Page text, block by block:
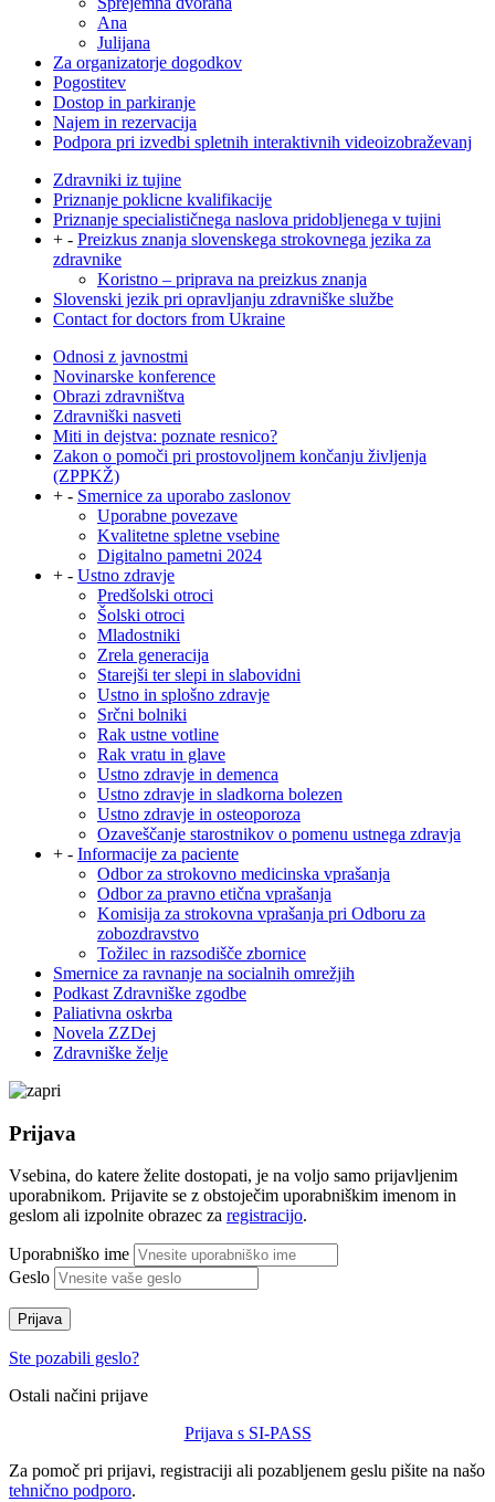
Ana
Julijana
Za organizatorje dogodkov
Pogostitev
Dostop in parkiranje
Najem in rezervacija
Podpora pri izvedbi spletnih interaktivnih videoizobraževanj
Zdravniki iz tujine
Priznanje poklicne kvalifikacije
Priznanje specialističnega naslova pridobljenega v tujini
+ - Preizkus znanja slovenskega strokovnega jezika za
zdravnike
Koristno – priprava na preizkus znanja
Slovenski jezik pri opravljanju zdravniške službe
Contact for doctors from Ukraine
Odnosi z javnostmi
Novinarske konference
Obrazi zdravništva
Zdravniški nasveti
Miti in dejstva: poznate resnico?
Zakon o pomoči pri prostovoljnem končanju življenja
(ZPPKŽ)
+ - Smernice za uporabo zaslonov
Uporabne povezave
Kvalitetne spletne vsebine
Digitalno pametni 2024
+ - Ustno zdravje
Predšolski otroci
Šolski otroci
Mladostniki
Zrela generacija
Starejši ter slepi in slabovidni
Ustno in splošno zdravje
Srčni bolniki
Rak ustne votline
Rak vratu in glave
Ustno zdravje in demenca
Ustno zdravje in sladkorna bolezen
Ustno zdravje in osteoporoza
Ozaveščanje starostnikov o pomenu ustnega zdravja
+ - Informacije za paciente
Odbor za strokovno medicinska vprašanja
Odbor za pravno etična vprašanja
Komisija za strokovna vprašanja pri Odboru za
zobozdravstvo
Tožilec in razsodišče zbornice
Smernice za ravnanje na socialnih omrežjih
Podkast Zdravniške zgodbe
Paliativna oskrba
Novela ZZDej
Zdravniške želje
Prijava
Vsebina, do katere želite dostopati, je na voljo samo prijavljenim
uporabnikom. Prijavite se z obstoječim uporabniškim imenom in
geslom ali izpolnite obrazec za registracijo.
Uporabniško ime
Geslo
Prijava
Ste pozabili geslo?
Ostali načini prijave
Prijava s SI-PASS
Za pomoč pri prijavi, registraciji ali pozabljenem geslu pišite na našo
tehnično podporo.